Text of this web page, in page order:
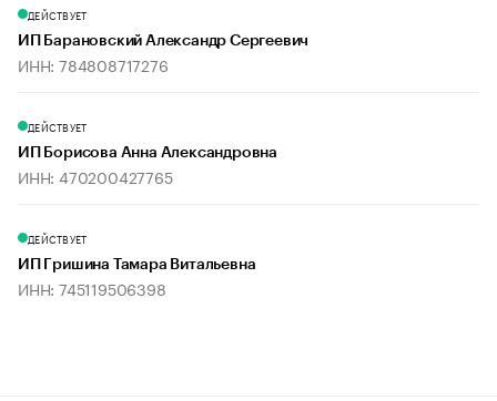
ДЕЙСТВУЕТ
ИП Барановский Александр Сергеевич
ИНН: 784808717276
ДЕЙСТВУЕТ
ИП Борисова Анна Александровна
ИНН: 470200427765
ДЕЙСТВУЕТ
ИП Гришина Тамара Витальевна
ИНН: 745119506398